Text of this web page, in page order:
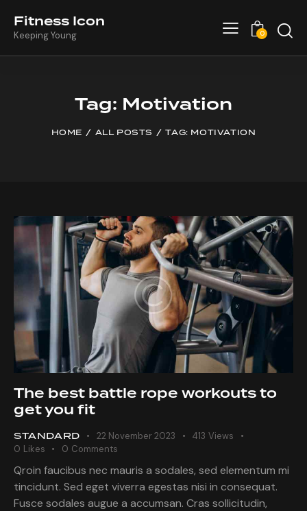
Fitness Icon
Keeping Young 0
Tag: Motivation
HOME ALL POSTS TAG: MOTIVATION
The best battle rope workouts to
get you fit
STANDARD 22 November 2023 413 Views
0 Likes 0 Comments
Qroin faucibus nec mauris a sodales, sed elementum mi
tincidunt. Sed eget viverra egestas nisi in consequat.
Fusce sodales augue a accumsan. Cras sollicitudin,